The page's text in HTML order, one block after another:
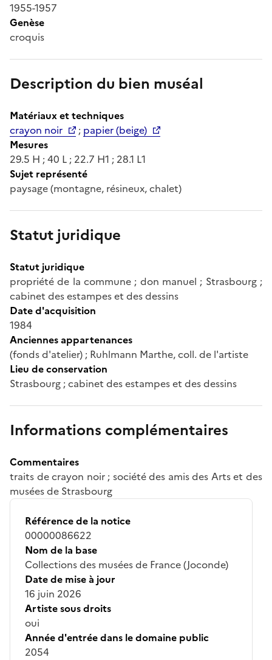
1955-1957
Genèse
croquis
Description du bien muséal
Matériaux et techniques
crayon noir
; papier (beige)
Mesures
29.5 H ; 40 L ; 22.7 H1 ; 28.1 L1
Sujet représenté
paysage (montagne, résineux, chalet)
Statut juridique
Statut juridique
propriété de la commune ; don manuel ; Strasbourg ;
cabinet des estampes et des dessins
Date d'acquisition
1984
Anciennes appartenances
(fonds d'atelier) ; Ruhlmann Marthe, coll. de l'artiste
Lieu de conservation
Strasbourg ; cabinet des estampes et des dessins
Informations complémentaires
Commentaires
traits de crayon noir ; société des amis des Arts et des
musées de Strasbourg
Référence de la notice
00000086622
Nom de la base
Collections des musées de France (Joconde)
Date de mise à jour
16 juin 2026
Artiste sous droits
oui
Année d'entrée dans le domaine public
2054